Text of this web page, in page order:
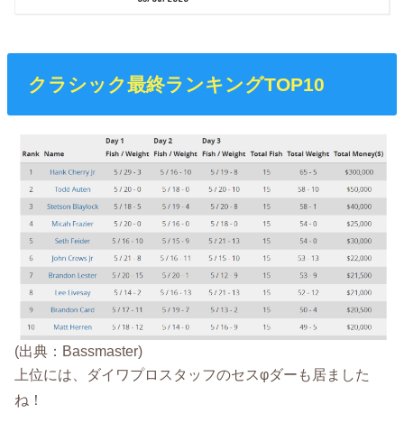
クラシック最終ランキングTOP10
(出典：Bassmaster)
上位には、ダイワプロスタッフのセスφダーも居ました
ね！